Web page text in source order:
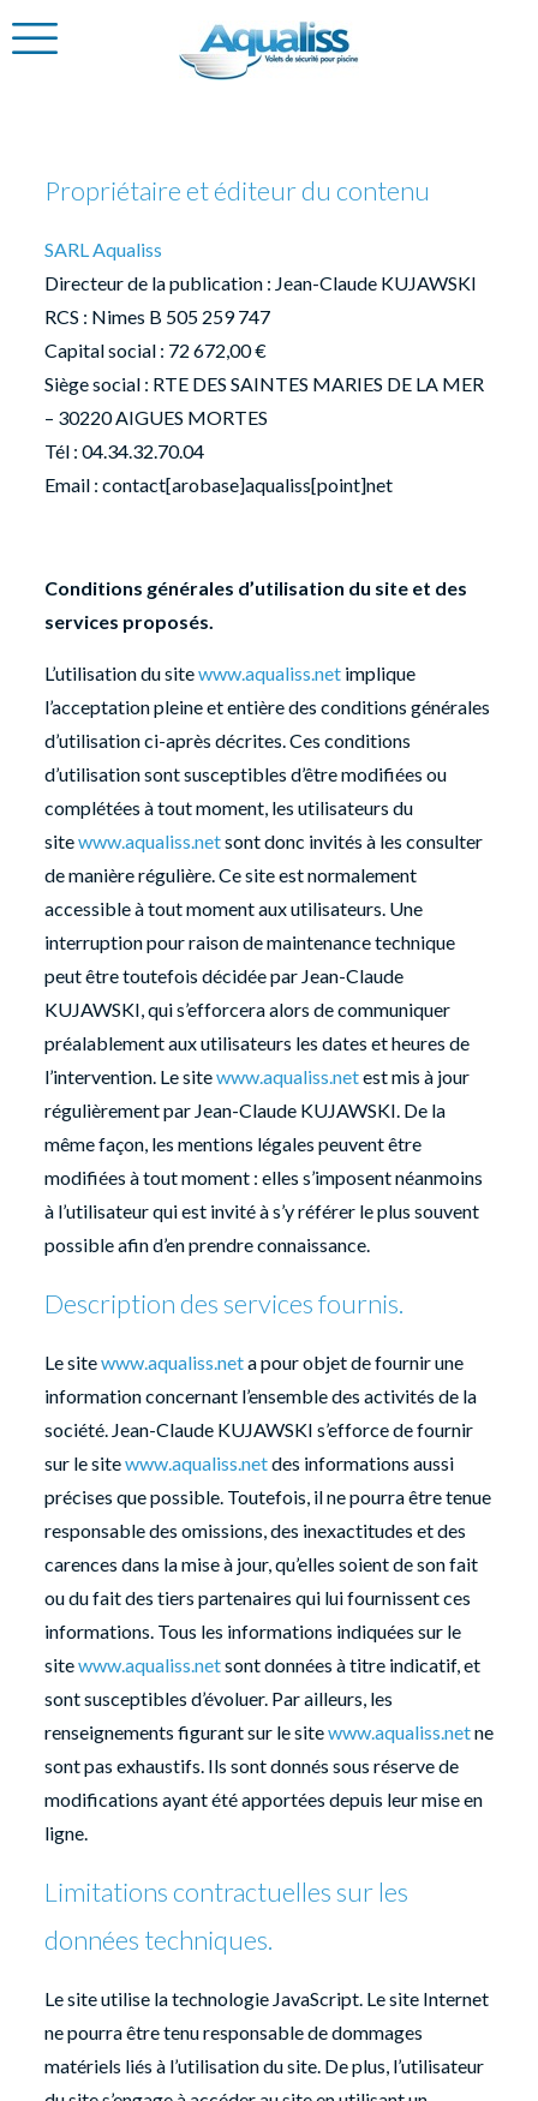
Propriétaire et éditeur du contenu
SARL Aqualiss
Directeur de la publication : Jean-Claude KUJAWSKI
RCS : Nimes B 505 259 747
Capital social : 72 672,00 €
Siège social : RTE DES SAINTES MARIES DE LA MER
– 30220 AIGUES MORTES
Tél : 04.34.32.70.04
Email : contact[arobase]aqualiss[point]net
Conditions générales d’utilisation du site et des
services proposés.
L’utilisation du sitewww.aqualiss.netimplique
l’acceptation pleine et entière des conditions générales
d’utilisation ci-après décrites. Ces conditions
d’utilisation sont susceptibles d’être modifiées ou
complétées à tout moment, les utilisateurs du
sitewww.aqualiss.netsont donc invités à les consulter
de manière régulière. Ce site est normalement
accessible à tout moment aux utilisateurs. Une
interruption pour raison de maintenance technique
peut être toutefois décidée par Jean-Claude
KUJAWSKI, qui s’efforcera alors de communiquer
préalablement aux utilisateurs les dates et heures de
l’intervention. Le sitewww.aqualiss.netest mis à jour
régulièrement par Jean-Claude KUJAWSKI. De la
même façon, les mentions légales peuvent être
modifiées à tout moment : elles s’imposent néanmoins
à l’utilisateur qui est invité à s’y référer le plus souvent
possible afin d’en prendre connaissance.
Description des services fournis.
Le sitewww.aqualiss.neta pour objet de fournir une
information concernant l’ensemble des activités de la
société. Jean-Claude KUJAWSKI s’efforce de fournir
sur le sitewww.aqualiss.netdes informations aussi
précises que possible. Toutefois, il ne pourra être tenue
responsable des omissions, des inexactitudes et des
carences dans la mise à jour, qu’elles soient de son fait
ou du fait des tiers partenaires qui lui fournissent ces
informations. Tous les informations indiquées sur le
sitewww.aqualiss.netsont données à titre indicatif, et
sont susceptibles d’évoluer. Par ailleurs, les
renseignements figurant sur le sitewww.aqualiss.netne
sont pas exhaustifs. Ils sont donnés sous réserve de
modifications ayant été apportées depuis leur mise en
ligne.
Limitations contractuelles sur les
données techniques.
Le site utilise la technologie JavaScript. Le site Internet
ne pourra être tenu responsable de dommages
matériels liés à l’utilisation du site. De plus, l’utilisateur